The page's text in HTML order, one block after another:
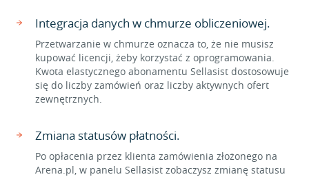
Integracja danych w chmurze obliczeniowej.
Przetwarzanie w chmurze oznacza to, że nie musisz
kupować licencji, żeby korzystać z oprogramowania.
Kwota elastycznego abonamentu Sellasist dostosowuje
się do liczby zamówień oraz liczby aktywnych ofert
zewnętrznych.
Zmiana statusów płatności.
Po opłacenia przez klienta zamówienia złożonego na
Arena.pl, w panelu Sellasist zobaczysz zmianę statusu